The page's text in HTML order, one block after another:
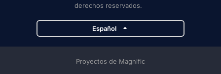
derechos reservados.
Español
Proyectos de Magnific